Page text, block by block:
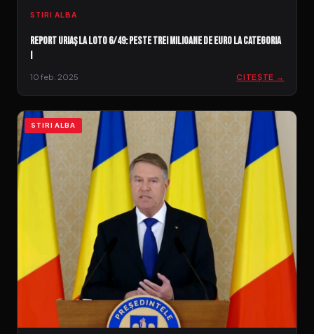
STIRI ALBA
Report uriaș la Loto 6/49: Peste trei milioane de euro la categoria
10 feb. 2025 CITEȘTE →
STIRI ALBA